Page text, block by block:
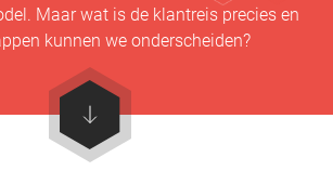
Maar wat is de klantreis precies en
kunnen we onderscheiden?